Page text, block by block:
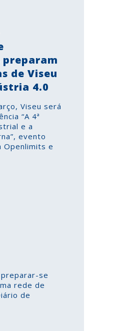
de Viseu
4.0
Viseu será
“A 4ª
e a
evento
Openlimits e
se
rede de
de